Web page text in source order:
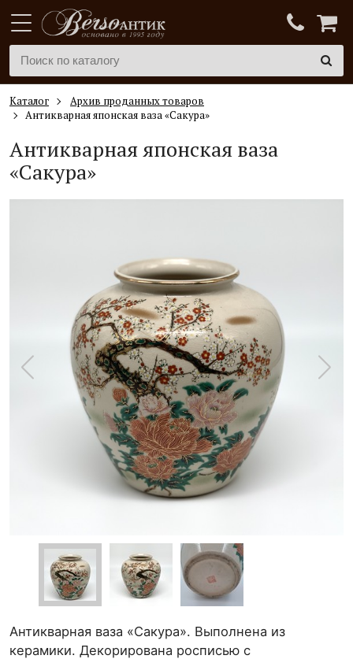
Каталог
Архив проданных товаров
Антикварная японская ваза «Сакура»
Антикварная японская ваза
«Сакура»
Антикварная ваза «Сакура». Выполнена из
керамики. Декорирована росписью с